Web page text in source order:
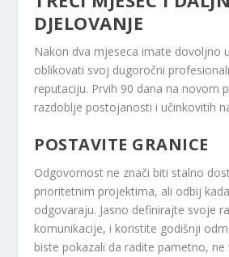
DJELOVANJE
Nakon dva mjeseca imate dovoljno
oblikovati svoj dugoročni
reputaciju. Prvih 90 dana na novom
razdoblje postojanosti i učinkovitih
POSTAVITE GRANICE
Odgovornost ne znači biti stalno
prioritetnim projektima, ali odbij
odgovaraju. Jasno definirajte svoje
komunikacije, i koristite godišnji
biste pokazali da radite pametno, ne